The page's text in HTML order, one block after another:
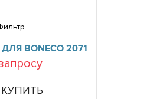
BONECO 2071
КУПИТЬ